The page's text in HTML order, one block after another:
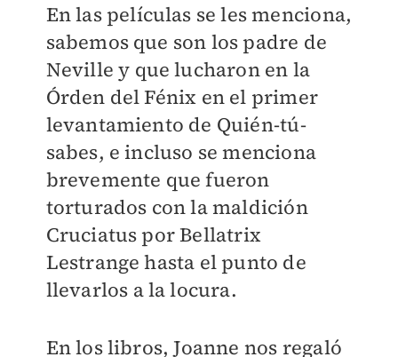
En las películas se les menciona,
sabemos que son los padre de
Neville y que lucharon en la
Órden del Fénix en el primer
levantamiento de Quién-tú-
sabes, e incluso se menciona
brevemente que fueron
torturados con la maldición
Cruciatus por Bellatrix
Lestrange hasta el punto de
llevarlos a la locura.
En los libros, Joanne nos regaló